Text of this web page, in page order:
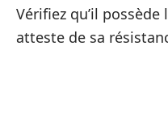
Vérifiez qu’il
atteste de sa